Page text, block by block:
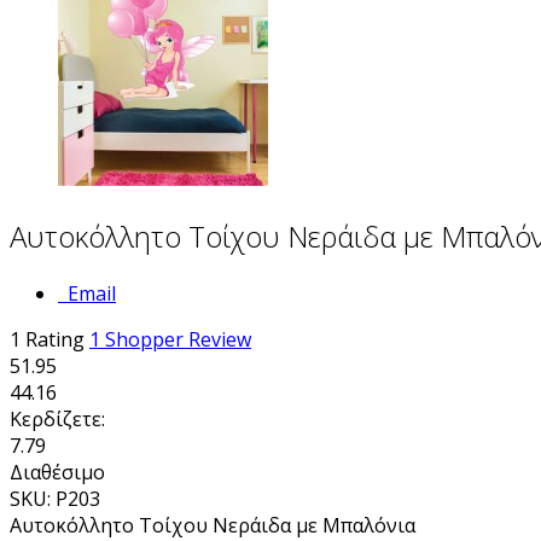
Αυτοκόλλητο Τοίχου Νεράιδα με
Email
1 Rating 1 Shopper Review
51.95
44.16
Κερδίζετε:
7.79
Διαθέσιμο
SKU: P203
Αυτοκόλλητο Τοίχου Νεράιδα με Μπαλόνια